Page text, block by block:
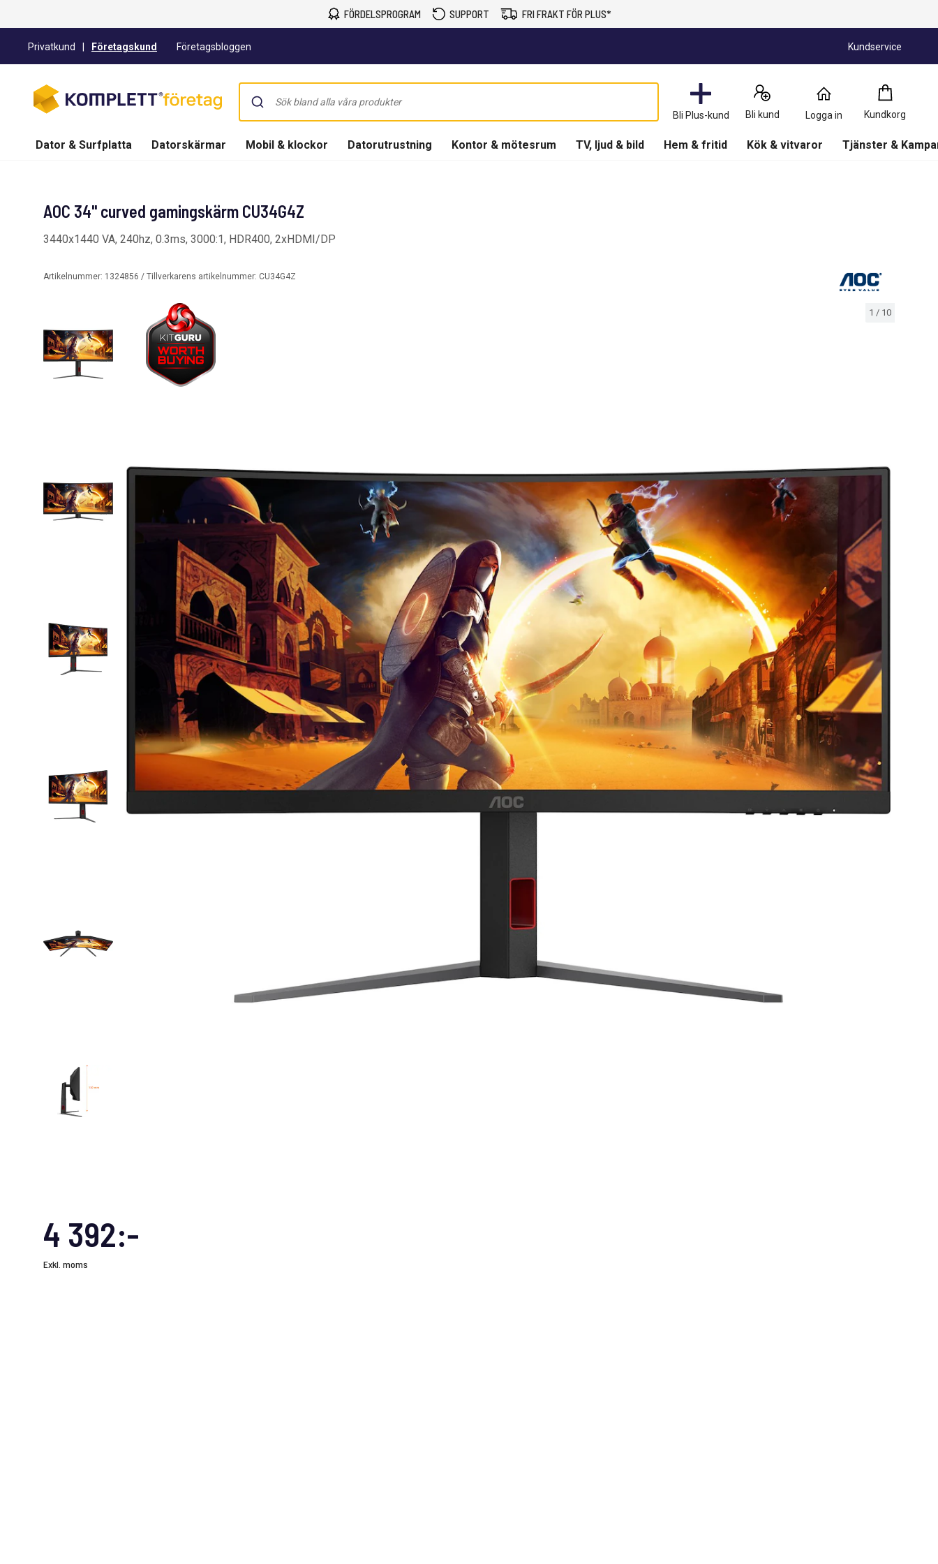
FÖRDELSPROGRAM SUPPORT FRI FRAKT FÖR PLUS*
Privatkund Företagskund Företagsbloggen Kundservice
Bli Plus-kund Bli kund Logga in Kundkorg
Kundkorg
0
Produkter
Dator & Surfplatta Datorskärmar Mobil & klockor Datorutrustning Kontor & mötesrum TV, ljud & bild Hem & fritid Kök & vitvaror Tjänster &
1 / 10
AOC 34" curved gamingskärm CU34G4Z
3440x1440 VA, 240hz, 0.3ms, 3000:1, HDR400, 2xHDMI/DP
Artikelnummer: 1324856 / Tillverkarens artikelnummer: CU34G4Z
4 392:-
Exkl. moms